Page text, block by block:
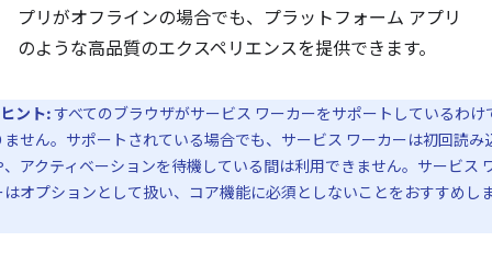
プリがオフラインの場合でも、プラットフォーム アプリ
のような高品質のエクスペリエンスを提供できます。
ヒント:すべてのブラウザがサービス ワーカーをサポートしているわけ
ません。サポートされている場合でも、サービス ワーカーは初回読み
、アクティベーションを待機している間は利用できません。サービス
はオプションとして扱い、コア機能に必須としないことをおすすめし